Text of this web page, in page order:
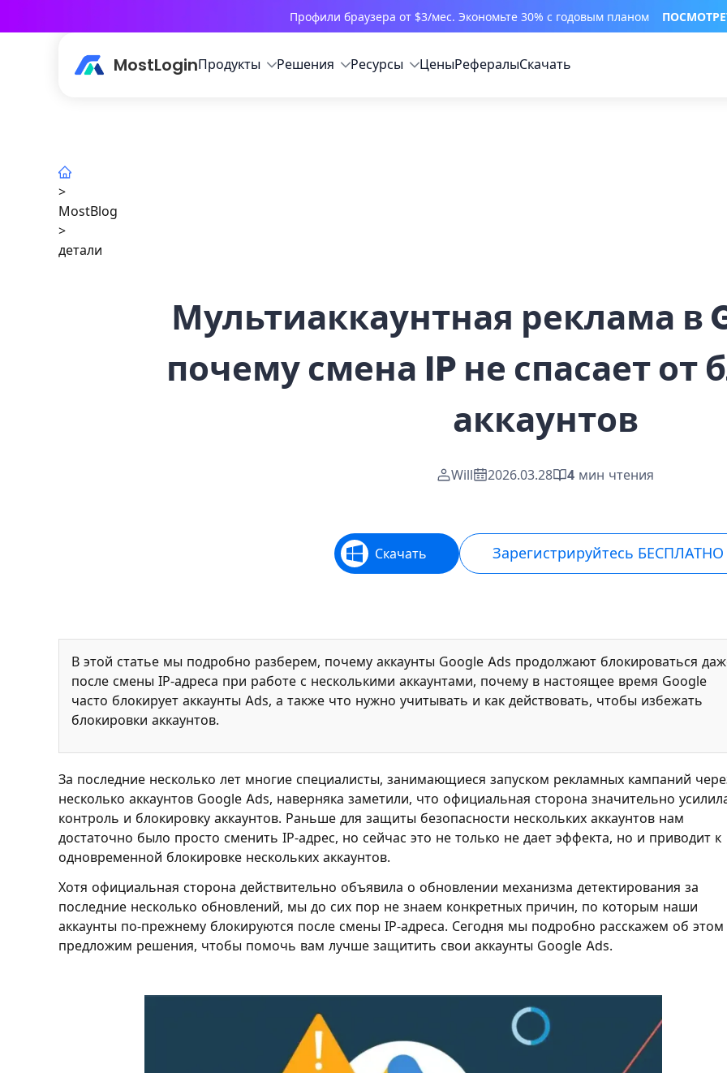
Профили браузера от $3/мес. Экономьте 30% с годовым планом
MostLoginПродукты Решения Ресурсы ЦеныРефералыСкачать
>
MostBlog
>
детали
Мультиаккаунтная реклама в
почему смена IP не спасает от
аккаунтов
Will 2026.03.28 4 мин чтения
Скачать Зарегистрируйтесь БЕСПЛАТНО
В этой статье мы подробно разберем, почему аккаунты Google Ads продолжают блокироваться
после смены IP-адреса при работе с несколькими аккаунтами, почему в настоящее время Google
часто блокирует аккаунты Ads, а также что нужно учитывать и как действовать, чтобы избежать
блокировки аккаунтов.
За последние несколько лет многие специалисты, занимающиеся запуском рекламных кампаний
несколько аккаунтов Google Ads, наверняка заметили, что официальная сторона значительно
контроль и блокировку аккаунтов. Раньше для защиты безопасности нескольких аккаунтов нам
достаточно было просто сменить IP-адрес, но сейчас это не только не дает эффекта, но и приводит к
одновременной блокировке нескольких аккаунтов.
Хотя официальная сторона действительно объявила о обновлении механизма детектирования за
последние несколько обновлений, мы до сих пор не знаем конкретных причин, по которым наши
аккаунты по-прежнему блокируются после смены IP-адреса. Сегодня мы подробно расскажем об этом
предложим решения, чтобы помочь вам лучше защитить свои аккаунты Google Ads.